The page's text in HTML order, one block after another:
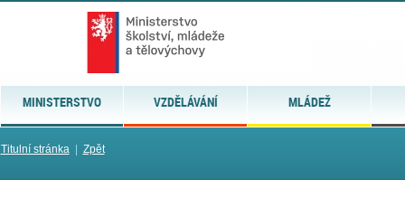
MINISTERSTVO VZDĚLÁVÁNÍ MLÁDEŽ
Titulní stránka| Zpět